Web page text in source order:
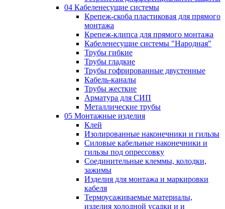
04 Кабеленесущие системы
Крепеж-скоба пластиковая для прямого
монтажа
Крепеж-клипса для прямого монтажа
Кабеленесущие системы "Народная"
Трубы гибкие
Трубы гладкие
Трубы гофрированные двустенные
Кабель-каналы
Трубы жесткие
Арматура для СИП
Металлические трубы
05 Монтажные изделия
Клей
Изолированные наконечники и гильзы
Силовые кабельные наконечники и
гильзы под опрессовку
Соединительные клеммы, колодки,
зажимы
Изделия для монтажа и маркировки
кабеля
Термоусаживаемые материалы,
изделия холодной усадки и и